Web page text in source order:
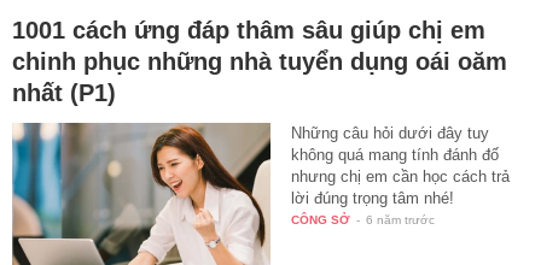
1001 cách ứng đáp thâm sâu giúp chị em
chinh phục những nhà tuyển dụng oái oăm
nhất (P1)
Những câu hỏi dưới đây tuy
không quá mang tính đánh đố
nhưng chị em cần học cách trả
lời đúng trọng tâm nhé!
CÔNG SỞ - 6 năm trước